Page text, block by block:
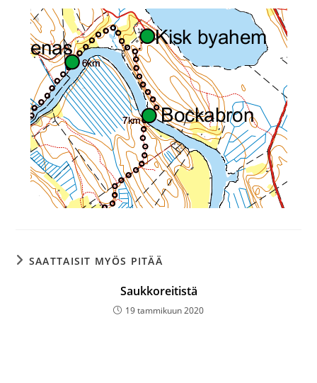
SAATTAISIT MYÖS PITÄÄ
Saukkoreitistä
19 tammikuun 2020